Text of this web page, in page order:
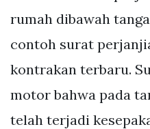
rumah dibawah
contoh surat
kontrakan terbaru.
motor bahwa pada
telah terjadi